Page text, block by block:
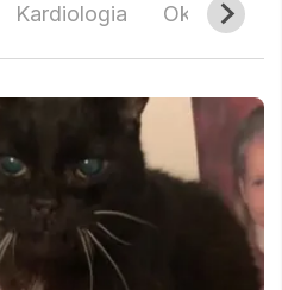
Kardiologia Okulistyka